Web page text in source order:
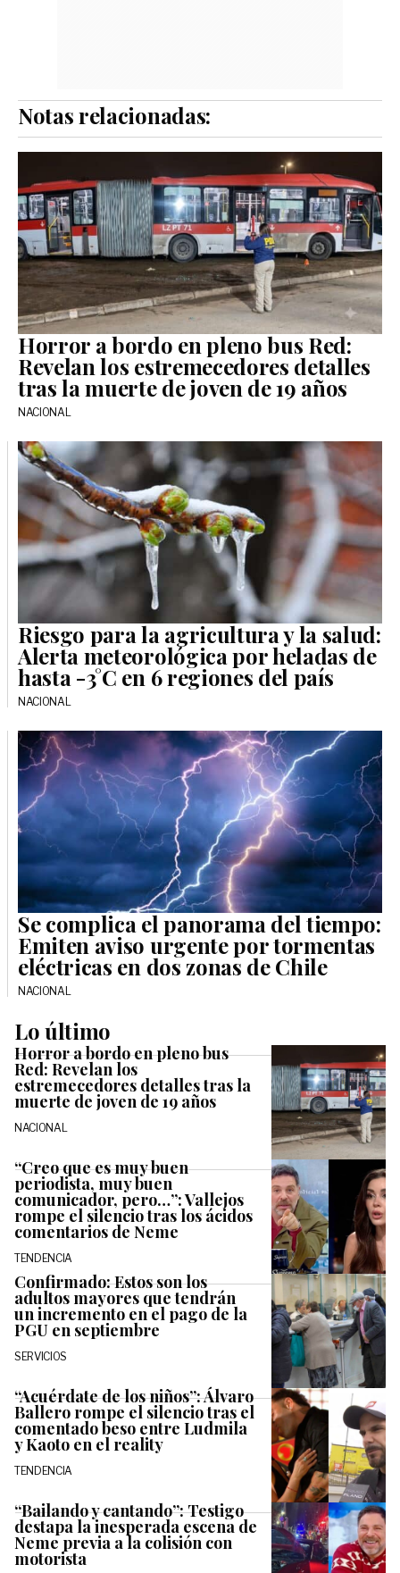
Notas relacionadas:
Horror a bordo en pleno bus Red:
Revelan los estremecedores detalles
tras la muerte de joven de 19 años
NACIONAL
Riesgo para la agricultura y la salud:
Alerta meteorológica por heladas de
hasta -3°C en 6 regiones del país
NACIONAL
Se complica el panorama del tiempo:
Emiten aviso urgente por tormentas
eléctricas en dos zonas de Chile
NACIONAL
Lo último
Horror a bordo en pleno bus
Red: Revelan los
estremecedores detalles tras la
muerte de joven de 19 años
NACIONAL
“Creo que es muy buen
periodista, muy buen
comunicador, pero…”: Vallejos
rompe el silencio tras los ácidos
comentarios de Neme
TENDENCIA
Confirmado: Estos son los
adultos mayores que tendrán
un incremento en el pago de la
PGU en septiembre
SERVICIOS
“Acuérdate de los niños”: Álvaro
Ballero rompe el silencio tras el
comentado beso entre Ludmila
y Kaoto en el reality
TENDENCIA
“Bailando y cantando”: Testigo
destapa la inesperada escena de
Neme previa a la colisión con
motorista